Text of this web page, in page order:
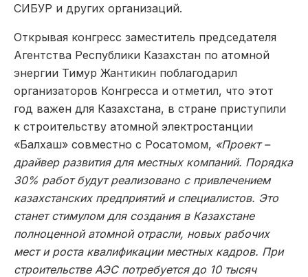
СИБУР и других организаций.
Открывая конгресс заместитель председателя
Агентства Республики Казахстан по атомной
энергии Тимур Жантикин поблагодарил
организаторов Конгресса и отметил, что этот
год важен для Казахстана, в стране приступили
к строительству атомной электростанции
«Балхаш» совместно с Росатомом, «Проект –
драйвер развития для местных компаний. Порядка
30% работ будут реализовано с привлечением
казахстанских предприятий и специалистов. Это
станет стимулом для создания в Казахстане
полноценной атомной отрасли, новых рабочих
мест и роста квалификации местных кадров. При
строительстве АЭС потребуется до 10 тысяч